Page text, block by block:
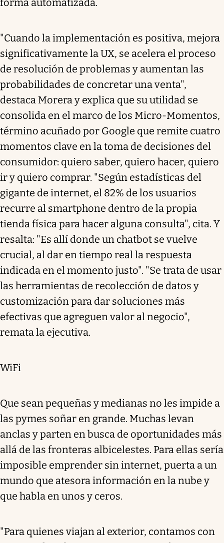
forma automatizada.
"Cuando la implementación es positiva, mejora
significativamente la UX, se acelera el proceso
de resolución de problemas y aumentan las
probabilidades de concretar una venta",
destaca Morera y explica que su utilidad se
consolida en el marco de los Micro-Momentos,
término acuñado por Google que remite cuatro
momentos clave en la toma de decisiones del
consumidor: quiero saber, quiero hacer, quiero
ir y quiero comprar. "Según estadísticas del
gigante de internet, el 82% de los usuarios
recurre al smartphone dentro de la propia
tienda física para hacer alguna consulta", cita. Y
resalta: "Es allí donde un chatbot se vuelve
crucial, al dar en tiempo real la respuesta
indicada en el momento justo". "Se trata de usar
las herramientas de recolección de datos y
customización para dar soluciones más
efectivas que agreguen valor al negocio",
remata la ejecutiva.
WiFi
Que sean pequeñas y medianas no les impide a
las pymes soñar en grande. Muchas levan
anclas y parten en busca de oportunidades más
allá de las fronteras albicelestes. Para ellas sería
imposible emprender sin internet, puerta a un
mundo que atesora información en la nube y
que habla en unos y ceros.
"Para quienes viajan al exterior, contamos con